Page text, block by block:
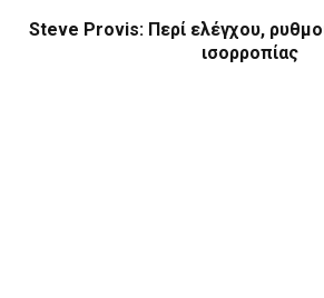
Steve Provis: Περί ελέγχου,
ισορροπίας